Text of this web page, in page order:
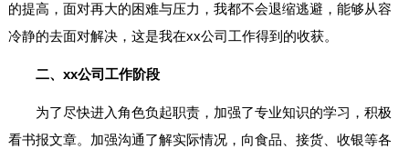
的提高，面对再大的困难与压力，我都不会退缩逃避，能够从容
冷静的去面对解决，这是我在xx公司工作得到的收获。
二、xx公司工作阶段
为了尽快进入角色负起职责，加强了专业知识的学习，积极
看书报文章。加强沟通了解实际情况，向食品、接货、收银等各